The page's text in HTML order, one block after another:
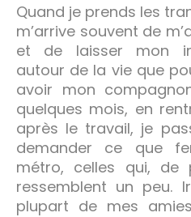
Quand je prends les
m’arrive souvent de
et de laisser mon
autour de la vie que
avoir mon
quelques mois, en
après le travail, je
demander ce que
métro, celles qui,
ressemblent un peu.
plupart de mes